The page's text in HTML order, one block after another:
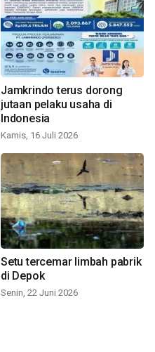
Jamkrindo terus dorong
jutaan pelaku usaha di
Indonesia
Kamis, 16 Juli 2026
Setu tercemar limbah pabrik
di Depok
Senin, 22 Juni 2026